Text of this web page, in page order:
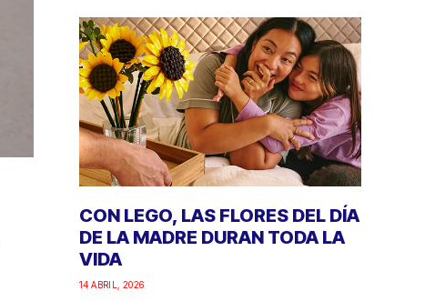
CON LEGO, LAS FLORES DEL DÍA
DE LA MADRE DURAN TODA LA
VIDA
14 ABRIL, 2026